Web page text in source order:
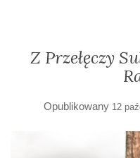
Z Przełęczy
Opublikowany 12